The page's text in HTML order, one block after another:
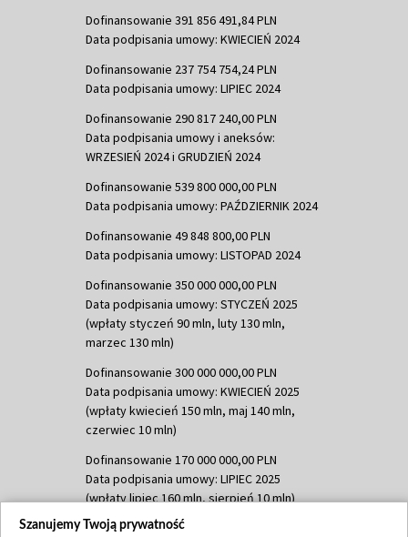
Dofinansowanie 391 856 491,84 PLN
Data podpisania umowy: KWIECIEŃ 2024
Dofinansowanie 237 754 754,24 PLN
Data podpisania umowy: LIPIEC 2024
Dofinansowanie 290 817 240,00 PLN
Data podpisania umowy i aneksów:
WRZESIEŃ 2024 i GRUDZIEŃ 2024
Dofinansowanie 539 800 000,00 PLN
Data podpisania umowy: PAŹDZIERNIK 2024
Dofinansowanie 49 848 800,00 PLN
Data podpisania umowy: LISTOPAD 2024
Dofinansowanie 350 000 000,00 PLN
Data podpisania umowy: STYCZEŃ 2025
(wpłaty styczeń 90 mln, luty 130 mln,
marzec 130 mln)
Dofinansowanie 300 000 000,00 PLN
Data podpisania umowy: KWIECIEŃ 2025
(wpłaty kwiecień 150 mln, maj 140 mln,
czerwiec 10 mln)
Dofinansowanie 170 000 000,00 PLN
Data podpisania umowy: LIPIEC 2025
(wpłaty lipiec 160 mln, sierpień 10 mln)
Dofinansowanie 60 000 000,00 PLN
Szanujemy Twoją prywatność